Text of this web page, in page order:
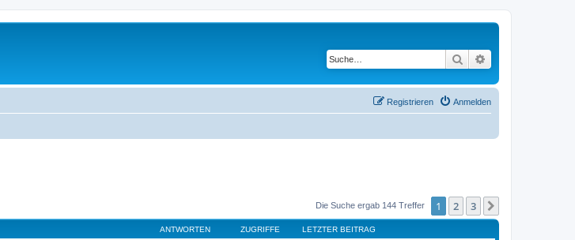
Suche
Anmelden
Registrieren
Die Suche ergab 144 Treffer 1 2 3
ANTWORTEN ZUGRIFFE LETZTER BEITRAG